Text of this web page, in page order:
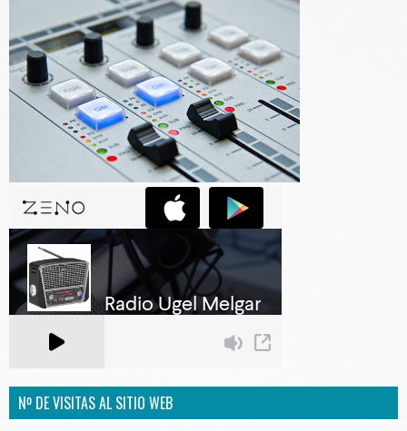
Nº DE VISITAS AL SITIO WEB